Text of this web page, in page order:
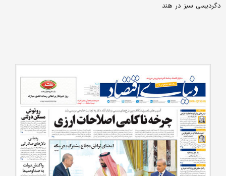
دگردیسی سبز در هند